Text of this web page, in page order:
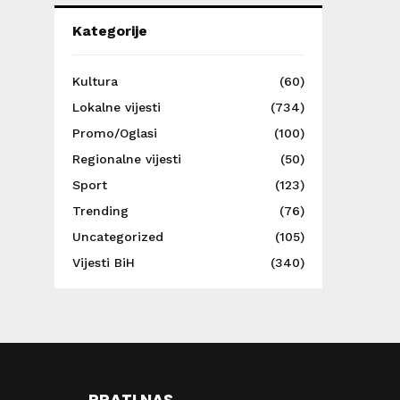
Kategorije
Kultura
(60)
Lokalne vijesti
(734)
Promo/Oglasi
(100)
Regionalne vijesti
(50)
Sport
(123)
Trending
(76)
Uncategorized
(105)
Vijesti BiH
(340)